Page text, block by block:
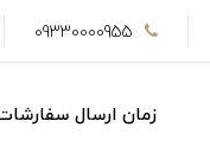
09330000955
زمان ارسال